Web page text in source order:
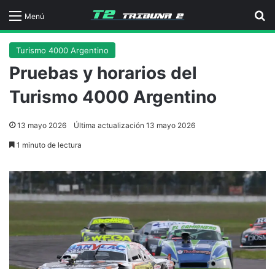
Menú
Turismo 4000 Argentino
Pruebas y horarios del
Turismo 4000 Argentino
13 mayo 2026 Última actualización 13 mayo 2026
1 minuto de lectura